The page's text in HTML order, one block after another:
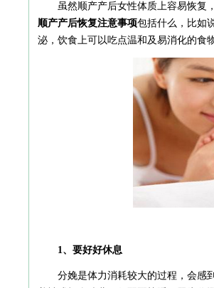
虽然顺产产后女性体质上容易恢复
顺产产后恢复注意事项包括什么，比如
泌，饮食上可以吃点温和及易消化的食
1、要好好休息
分娩是体力消耗较大的过程，会感